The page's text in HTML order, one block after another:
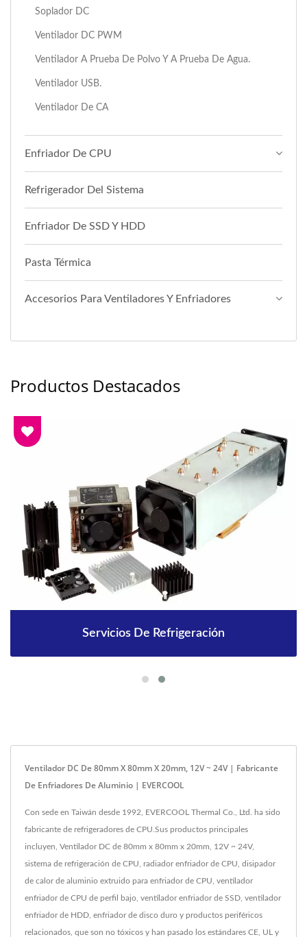
Soplador DC
Ventilador DC PWM
Ventilador A Prueba De Polvo Y A Prueba De Agua.
Ventilador USB.
Ventilador De CA
Enfriador De CPU
Refrigerador Del Sistema
Enfriador De SSD Y HDD
Pasta Térmica
Accesorios Para Ventiladores Y Enfriadores
Productos Destacados
Servicios De Refrigeración
Ventilador DC De 80mm X 80mm X 20mm, 12V ~ 24V | Fabricante
De Enfriadores De Aluminio | EVERCOOL
Con sede en Taiwán desde 1992, EVERCOOL Thermal Co., Ltd. ha sido
fabricante de refrigeradores de CPU.Sus productos principales
incluyen, Ventilador DC de 80mm x 80mm x 20mm, 12V ~ 24V,
sistema de refrigeración de CPU, radiador enfriador de CPU, disipador
de calor de aluminio extruido para enfriador de CPU, ventilador
enfriador de CPU de perfil bajo, ventilador enfriador de SSD, ventilador
enfriador de HDD, enfriador de disco duro y productos periféricos
relacionados, que son no tóxicos y han pasado los estándares CE, UL y